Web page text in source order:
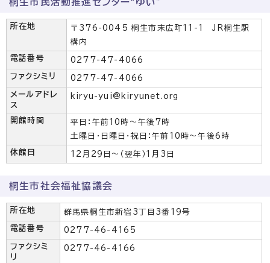
所在地
〒376-0045 桐生市末広町11-1 JR桐生駅
構内
電話番号 0277-47-4066
ファクシミリ 0277-47-4066
メールアドレ
ス
kiryu-yui@kiryunet.org
開館時間
平日：午前10時～午後7時
土曜日・日曜日・祝日：午前10時～午後6時
休館日 12月29日～（翌年）1月3日
桐生市社会福祉協議会
所在地 群馬県桐生市新宿3丁目3番19号
電話番号 0277-46-4165
ファクシミ
リ
0277-46-4166